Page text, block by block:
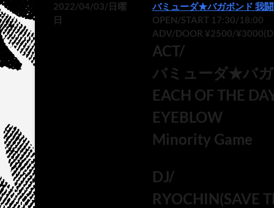
2022/04/03/日曜
日
バミューダ★バガボンド 我
OPEN/START 17:30/18:00
ADV/DOOR ¥2500/
ACT/
バミューダ★バ
EACH OF THE
EYEBLOW
Minority Game
DJ/
RYOCHIN(SAVE